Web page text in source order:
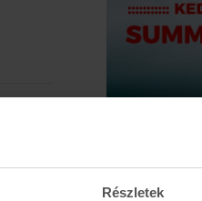
Részletek